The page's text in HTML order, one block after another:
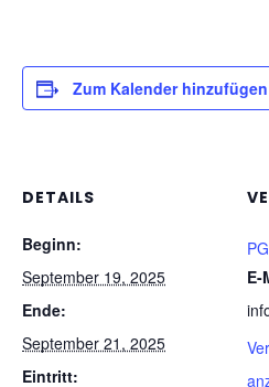
Zum Kalender hinzufügen
DETAILS
Beginn:
September 19, 2025
Ende:
September 21, 2025
Eintritt:
E-